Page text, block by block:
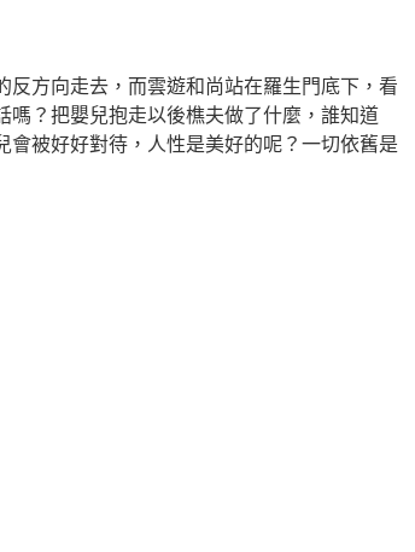
方向走去，而雲遊和尚站在羅生門底下，看
嗎？把嬰兒抱走以後樵夫做了什麼，誰知道
會被好好對待 ，人性是美好的呢？一切依舊是